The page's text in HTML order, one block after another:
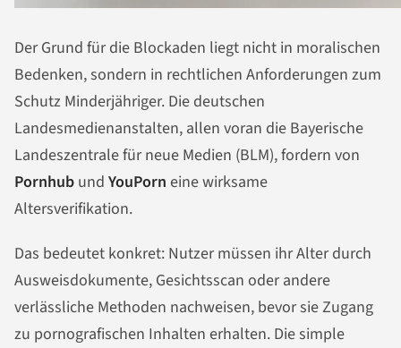
Der Grund für die Blockaden liegt nicht in moralischen
Bedenken, sondern in rechtlichen Anforderungen zum
Schutz Minderjähriger. Die deutschen
Landesmedienanstalten, allen voran die Bayerische
Landeszentrale für neue Medien (BLM), fordern von
Pornhub und YouPorn eine wirksame
Altersverifikation.
Das bedeutet konkret: Nutzer müssen ihr Alter durch
Ausweisdokumente, Gesichtsscan oder andere
verlässliche Methoden nachweisen, bevor sie Zugang
zu pornografischen Inhalten erhalten. Die simple